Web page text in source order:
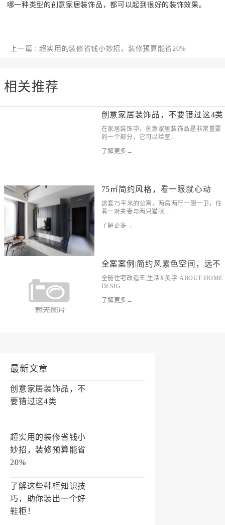
哪一种类型的创意家居装饰品，都可以起到很好的装饰效果。
上一篇 : 超实用的装修省钱小妙招，装修预算能省20%
相关推荐
创意家居装饰品，不要错过这4类
在家居装饰中，创意家居装饰品是非常重要
的一个部分，它可以给室...
了解更多→
75㎡简约风格，看一眼就心动
这套75平米的公寓，两房两厅一厨一卫，住
着一对夫妻与两只猫咪...
了解更多→
全案案例|简约风素色空间，远不
全能住宅改造王,生活X美学.ABOUT HOME
DESIG...
了解更多→
最新文章
创意家居装饰品，不
要错过这4类
超实用的装修省钱小
妙招，装修预算能省
20%
了解这些鞋柜知识技
巧，助你装出一个好
鞋柜！